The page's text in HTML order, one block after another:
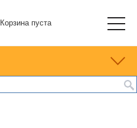
Корзина пуста